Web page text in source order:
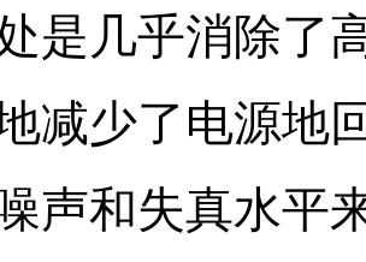
是几乎消除了
减少了电源地
声和失真水平